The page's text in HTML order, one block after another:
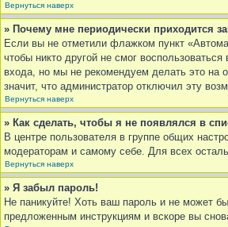
Вернуться наверх
» Почему мне периодически приходится
Если вы не отметили флажком пункт
чтобы никто другой не смог
входа, но мы не рекомендуем делать это на
значит, что администратор отключил эту
Вернуться наверх
» Как сделать, чтобы я не появлялся в
В центре пользователя в группе общих
модераторам и самому себе. Для всех
Вернуться наверх
» Я забыл пароль!
Не паникуйте! Хоть ваш пароль и не может
предложенным инструкциям и вскоре вы